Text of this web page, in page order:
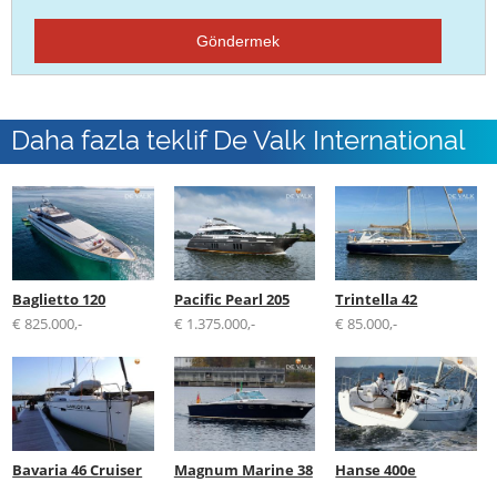
Göndermek
Daha fazla teklif De Valk International
B.V.
Baglietto 120
€ 825.000,-
Pacific Pearl 205
€ 1.375.000,-
Trintella 42
€ 85.000,-
Bavaria 46 Cruiser
Magnum Marine 38
Hanse 400e